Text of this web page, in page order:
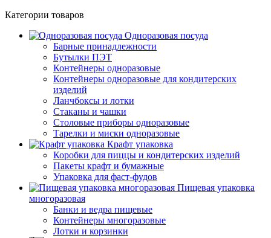
Категории товаров
Одноразовая посуда
Барные принадлежности
Бутылки ПЭТ
Контейнеры одноразовые
Контейнеры одноразовые для кондитерских
изделий
Ланчбоксы и лотки
Стаканы и чашки
Столовые приборы одноразовые
Тарелки и миски одноразовые
Крафт упаковка
Коробки для пиццы и кондитерских изделий
Пакеты крафт и бумажные
Упаковка для фаст-фудов
Пищевая упаковка
многоразовая
Банки и ведра пищевые
Контейнеры многоразовые
Лотки и корзинки